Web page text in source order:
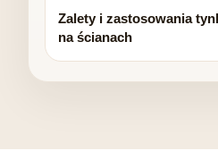
Zalety i zastosowania
na ścianach